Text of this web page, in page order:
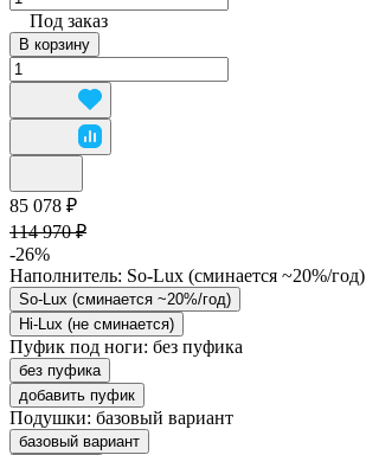
Под заказ
В корзину
85 078 ₽
114 970 ₽
-26%
Наполнитель: So-Lux (cминается ~20%/год)
So-Lux (cминается ~20%/год)
Hi-Lux (не сминается)
Пуфик под ноги: без пуфика
без пуфика
добавить пуфик
Подушки: базовый вариант
базовый вариант